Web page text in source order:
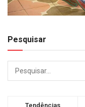
Pesquisar
Tendências